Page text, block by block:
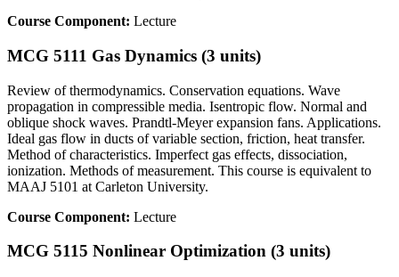
Course Component: Lecture
MCG 5111 Gas Dynamics (3 units)
Review of thermodynamics. Conservation equations. Wave
propagation in compressible media. Isentropic flow. Normal and
oblique shock waves. Prandtl-Meyer expansion fans. Applications.
Ideal gas flow in ducts of variable section, friction, heat transfer.
Method of characteristics. Imperfect gas effects, dissociation,
ionization. Methods of measurement. This course is equivalent to
MAAJ 5101 at Carleton University.
Course Component: Lecture
MCG 5115 Nonlinear Optimization (3 units)